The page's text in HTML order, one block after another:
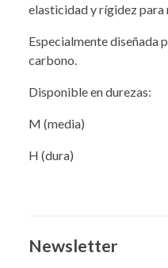
elasticidad y rígidez para
Especialmente diseñada
carbono.
Disponible en durezas:
M (media)
H (dura)
Newsletter